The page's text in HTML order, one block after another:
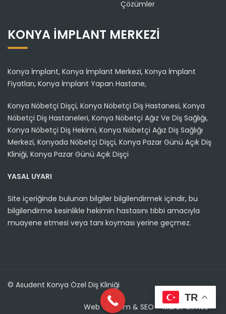
Çözümler
KONYA İMPLANT MERKEZI
Konya İmplant, Konya İmplant Merkezi, Konya İmplant
Fiyatları, Konya İmplant Yapan Hastane,
Konya Nöbetçi Dişçi, Konya Nöbetçi Diş Hastanesi, Konya
Nöbetçi Diş Hastaneleri, Konya Nöbetçi Ağız Ve Diş Sağlığı,
Konya Nöbetçi Diş Hekimi, Konya Nöbetçi Ağız Diş Sağlığı
Merkezi, Konyada Nöbetçi Dişçi, Konya Pazar Günü Açık Diş
Kliniği, Konya Pazar Günü Açık Dişçi
YASAL UYARI
Site içeriğinde bulunan bilgiler bilgilendirmek içindir, bu
bilgilendirme kesinlikle hekimin hastasını tıbbi amacıyla
muayene etmesi veya tanı koyması yerine geçmez.
© Asudent Konya Özel Diş Kliniği
Web Tasarım & SEO – Murat Ölmez
TR